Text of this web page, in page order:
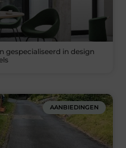
gespecialiseerd in design
AANBIEDINGEN